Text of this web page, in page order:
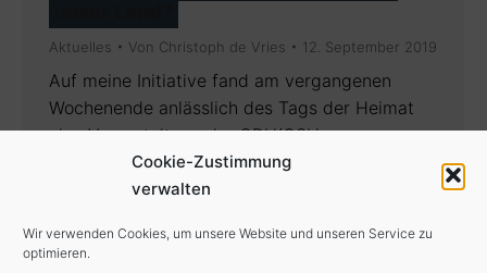
Cookie-Zustimmung
verwalten
Wir verwenden Cookies, um unsere Website und unseren Service zu
optimieren.
Aktuelles Von Christoph de Vries 12. September 2019
Auf meine Initiative fand am vergangenen
Wochenende anlässlich des Tags der Heimat
eine Veranstaltung der CDU/CSU-
Bundestagsfraktion, organisiert über die
Gruppe der Aussiedler, Vertriebenen und
Hamburg statt. Die überaus prominente